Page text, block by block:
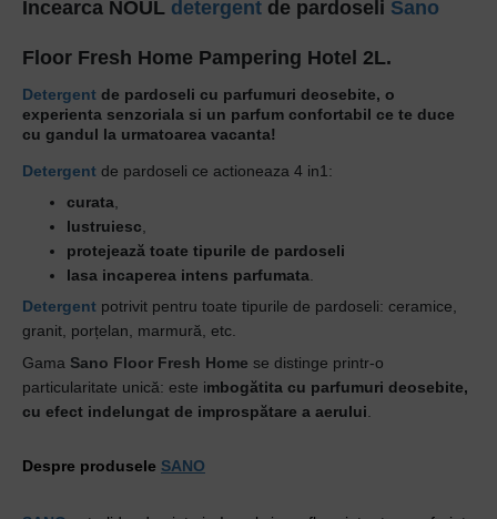
Incearca NOUL detergent de pardoseli Sano
Floor Fresh Home Pampering Hotel 2L.
Detergent de pardoseli cu parfumuri deosebite, o
experienta senzoriala si un parfum confortabil ce te duce
cu gandul la urmatoarea vacanta!
Detergent de pardoseli ce actioneaza 4 in1:
curata
lustruiesc
protejează toate tipurile de pardoseli
lasa incaperea intens parfumata
Detergent potrivit pentru toate tipurile de pardoseli: ceramice,
granit, porțelan, marmură, etc.
Gama Sano Floor Fresh Home se distinge printr-o
particularitate unică: este imbogătita cu parfumuri deosebite,
cu efect indelungat de improspătare a aerului
Despre produsele SANO